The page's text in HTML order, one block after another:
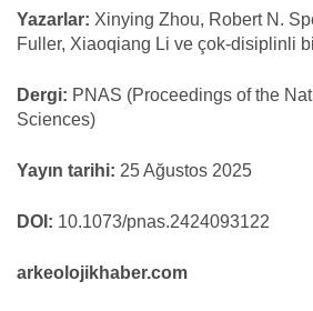
Yazarlar: Xinying Zhou, Robert N.
Fuller, Xiaoqiang Li ve çok-disiplinli
Dergi: PNAS (Proceedings of the
Sciences)
Yayın tarihi: 25 Ağustos 2025
DOI: 10.1073/pnas.2424093122
arkeolojikhaber.com